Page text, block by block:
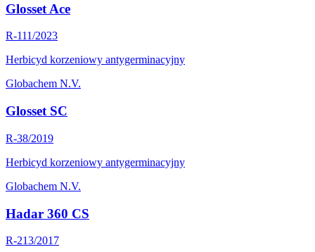
Glosset Ace
R-111/2023
Herbicyd korzeniowy antygerminacyjny
Globachem N.V.
Glosset SC
R-38/2019
Herbicyd korzeniowy antygerminacyjny
Globachem N.V.
Hadar 360 CS
R-213/2017